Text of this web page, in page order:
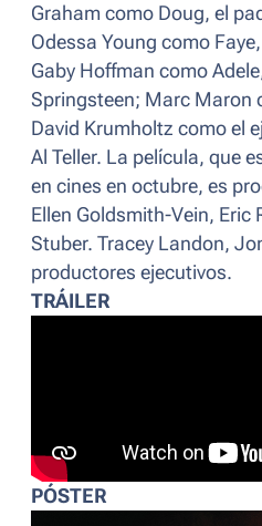
Graham como Doug, el
Odessa Young como
Gaby Hoffman como
Springsteen; Marc Maron
David Krumholtz como el
Al Teller. La película, que
en cines en octubre, es
Ellen Goldsmith-Vein, Eric
Stuber. Tracey Landon,
productores ejecutivos.
TRÁILER
PÓSTER